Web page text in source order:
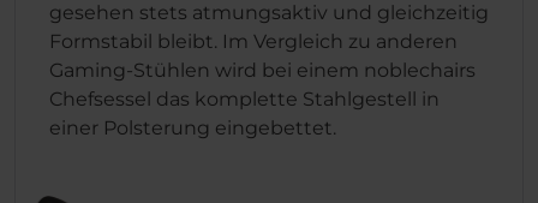
gesehen stets atmungsaktiv und gleichzeitig
Formstabil bleibt. Im Vergleich zu anderen
Gaming-Stühlen wird bei einem noblechairs
Chefsessel das komplette Stahlgestell in
einer Polsterung eingebettet.